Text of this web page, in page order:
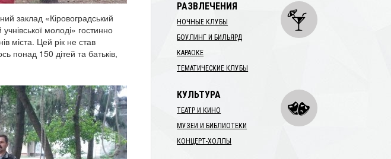
заклад «Кіровоградський
молоді» гостинно
міста. Цей рік не став
понад 150 дітей та батьків,
РАЗВЛЕЧЕНИЯ
НОЧНЫЕ КЛУБЫ
БОУЛИНГ И БИЛЬЯРД
КАРАОКЕ
ТЕМАТИЧЕСКИЕ КЛУБЫ
КУЛЬТУРА
ТЕАТР И КИНО
МУЗЕИ И БИБЛИОТЕКИ
КОНЦЕРТ-ХОЛЛЫ